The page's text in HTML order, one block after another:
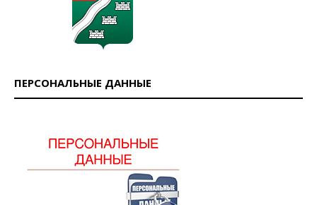
ПЕРСОНАЛЬНЫЕ ДАННЫЕ